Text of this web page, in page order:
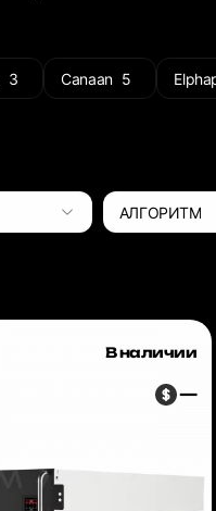
3 Canaan 5
АЛГОРИТМ
—
В наличии